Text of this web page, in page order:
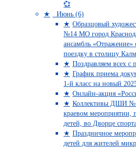
💞
Июнь (6)
Образцовый
№14 МО город
ансамбль «Отражение»
поездку в столицу
Поздравляем всех
График приема
1-й класс на новый
Онлайн-акция
Коллективы ДШИ
краевом
детей, во Дворце
Праздничное
детей для жителей